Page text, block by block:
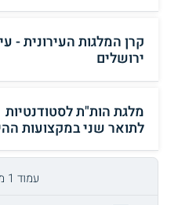
קרן המלגות העירונית -
ירושלים
מלגת הות"ת לסטודנטיות
לתואר שני במקצועות
עמוד 1 מתוך 26